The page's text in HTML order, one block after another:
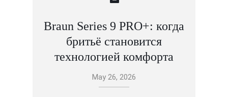
Braun Series 9 PRO+: когда
бритьё становится
технологией комфорта
May 26, 2026